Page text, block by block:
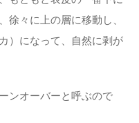
徐々に上の層に移動し、
）になって、自然に剥が
ンオーバーと呼ぶので